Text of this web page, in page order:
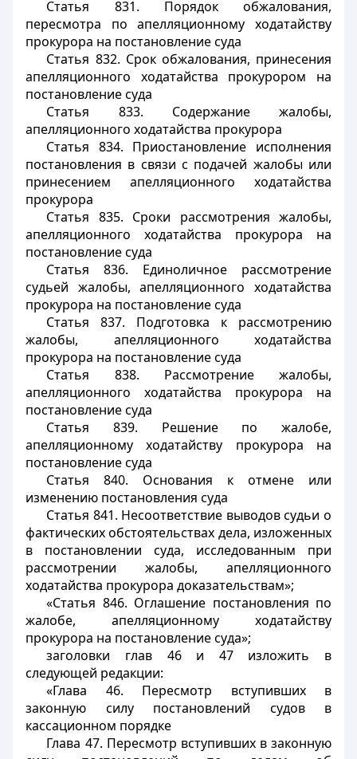
Статья 831. Порядок обжалования,
пересмотра по апелляционному ходатайству
прокурора на постановление суда
Статья 832. Срок обжалования, принесения
апелляционного ходатайства прокурором на
постановление суда
Статья 833. Содержание жалобы,
апелляционного ходатайства прокурора
Статья 834. Приостановление исполнения
постановления в связи с подачей жалобы или
принесением апелляционного ходатайства
прокурора
Статья 835. Сроки рассмотрения жалобы,
апелляционного ходатайства прокурора на
постановление суда
Статья 836. Единоличное рассмотрение
судьей жалобы, апелляционного ходатайства
прокурора на постановление суда
Статья 837. Подготовка к рассмотрению
жалобы, апелляционного ходатайства
прокурора на постановление суда
Статья 838. Рассмотрение жалобы,
апелляционного ходатайства прокурора на
постановление суда
Статья 839. Решение по жалобе,
апелляционному ходатайству прокурора на
постановление суда
Статья 840. Основания к отмене или
изменению постановления суда
Статья 841. Несоответствие выводов судьи о
фактических обстоятельствах дела, изложенных
в постановлении суда, исследованным при
рассмотрении жалобы, апелляционного
ходатайства прокурора доказательствам»;
«Статья 846. Оглашение постановления по
жалобе, апелляционному ходатайству
прокурора на постановление суда»;
заголовки глав 46 и 47 изложить в
следующей редакции:
«Глава 46. Пересмотр вступивших в
законную силу постановлений судов в
кассационном порядке
Глава 47. Пересмотр вступивших в законную